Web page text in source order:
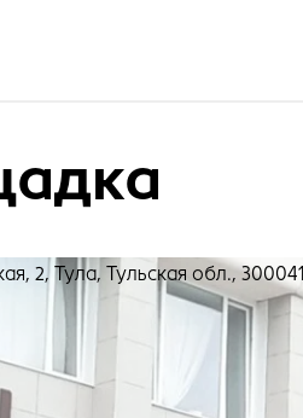
2, Тула, Тульская обл., 300041